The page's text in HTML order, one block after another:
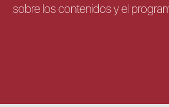
sobre los contenidos y el